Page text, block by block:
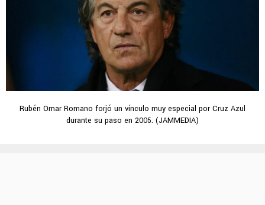
Rubén Omar Romano forjó un vínculo muy especial por Cruz Azul
durante su paso en 2005. (JAMMEDIA)